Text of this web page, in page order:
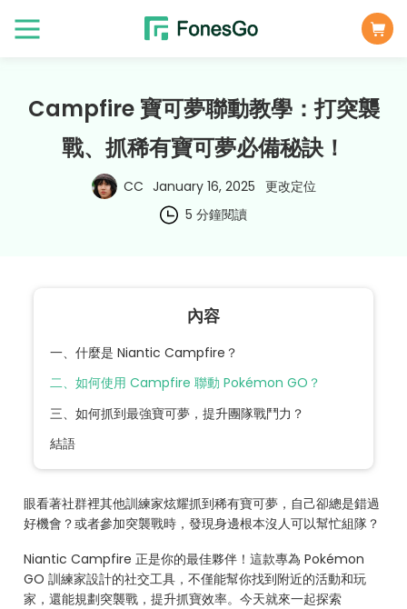
Campfire 寶可夢聯動教學：打突襲
戰、抓稀有寶可夢必備秘訣！
CC January 16, 2025 更改定位
5 分鐘閱讀
內容
一、什麼是 Niantic Campfire？
二、如何使用 Campfire 聯動 Pokémon GO？
三、如何抓到最強寶可夢，提升團隊戰鬥力？
結語
眼看著社群裡其他訓練家炫耀抓到稀有寶可夢，自己卻總是錯過
好機會？或者參加突襲戰時，發現身邊根本沒人可以幫忙組隊？
Niantic Campfire 正是你的最佳夥伴！這款專為 Pokémon
GO 訓練家設計的社交工具，不僅能幫你找到附近的活動和玩
家，還能規劃突襲戰，提升抓寶效率。今天就來一起探索